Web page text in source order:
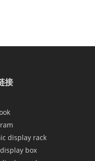
接
display rack
box